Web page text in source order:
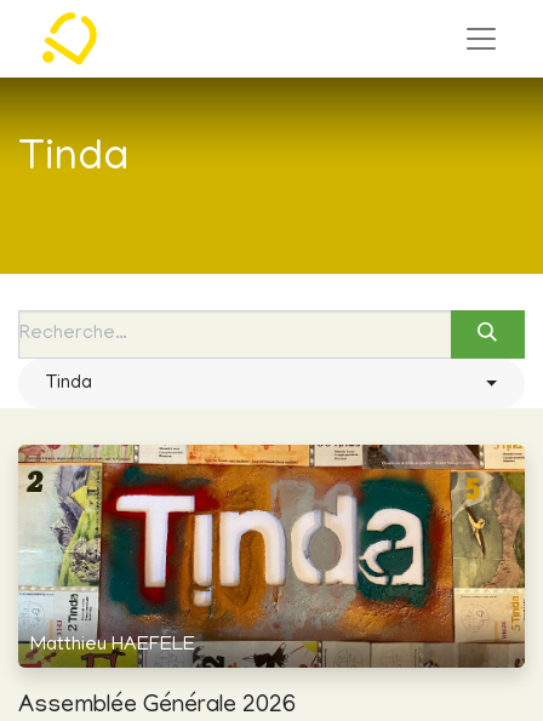
Tinda
Tinda
Matthieu HAEFELE
Assemblée Générale 2026